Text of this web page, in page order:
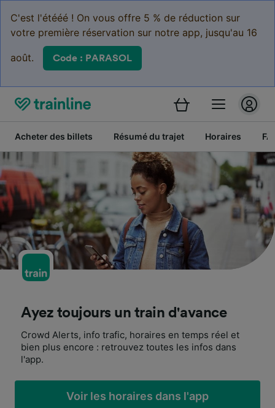
C'est l'étééé ! On vous offre 5 % de réduction sur
votre première réservation sur notre app, jusqu'au 16
août. Code : PARASOL
Acheter des billets Résumé du trajet Horaires
Ayez toujours un train d'avance
Crowd Alerts, info trafic, horaires en temps réel et
bien plus encore : retrouvez toutes les infos dans
l'app.
Voir les horaires dans l'app